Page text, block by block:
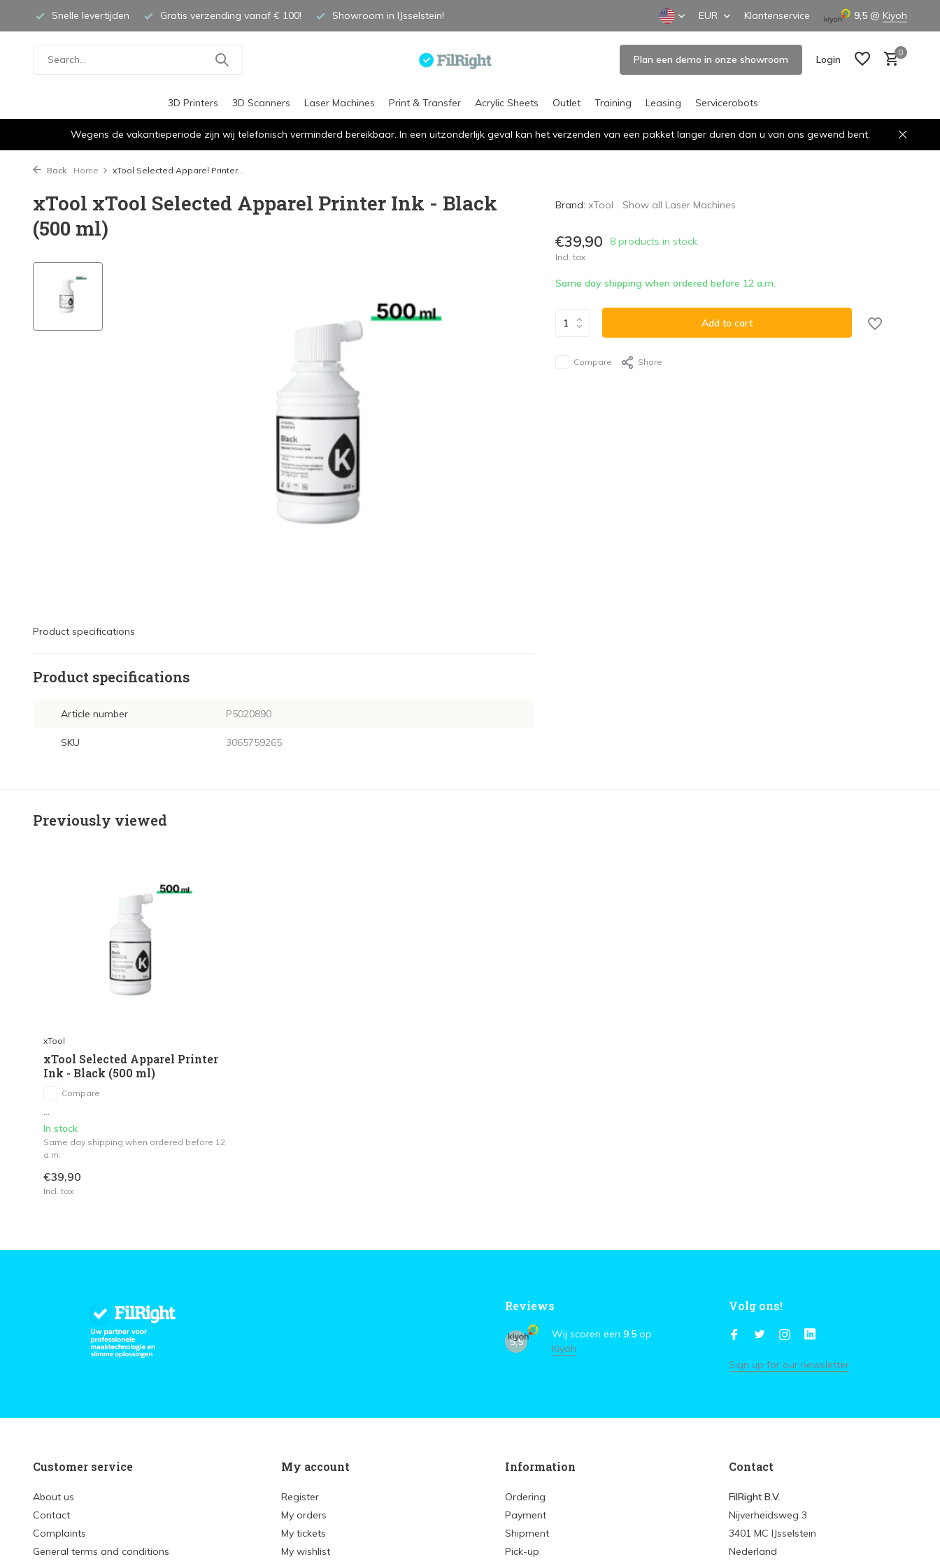
Snelle levertijden Gratis verzending vanaf € 100! Showroom in IJsselstein! EUR Klantenservice 9,5 @ Kiyoh
Plan een demo in onze showroom Login
0
3D Printers 3D Scanners Laser Machines Print & Transfer Acrylic Sheets Outlet Training Leasing Servicerobots
Wegens de vakantieperiode zijn wij telefonisch verminderd bereikbaar. In een uitzonderlijk geval kan het verzenden van een pakket langer duren dan u van ons gewend bent.
Back Home xTool Selected Apparel Printer...
xTool xTool Selected Apparel Printer Ink - Black
(500 ml)
Product specifications
Product specifications
Article number P5020890
SKU 3065759265
Brand: xTool Show all Laser Machines
€39,90 8 products in stock
Incl. tax
Same day shipping when ordered before 12 a.m.
Add to cart
Compare Share
Previously viewed
xTool
xTool Selected Apparel Printer
Ink - Black (500 ml)
Compare
In stock
Same day shipping when ordered before 12
a.m.
€39,90
Incl. tax
Reviews
9,5
Wij scoren een 9,5 op
Kiyoh
Volg ons!
Sign up for our newsletter
Customer service
About us
Contact
Complaints
General terms and conditions
My account
Register
My orders
My tickets
My wishlist
Information
Ordering
Payment
Shipment
Pick-up
Contact
FilRight B.V.
Nijverheidsweg 3
3401 MC IJsselstein
Nederland